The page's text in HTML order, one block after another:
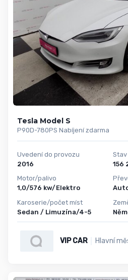
Tesla Model S
P90D-780PS Nabíjení zdarma
Uvedení do provozu
2016
Motor/palivo
1,0/576 kw/Elektro
Karoserie/počet míst
Sedan / Limuzína/4-5
VIP CAR Hlavní